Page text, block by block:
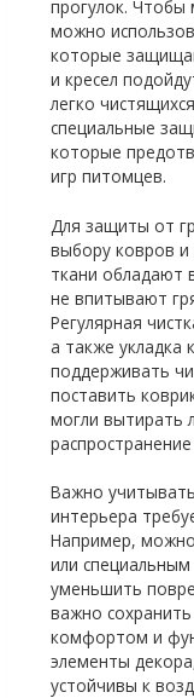
прогулок. Чтобы
можно
которые
и кресел
легко
специальные
которые
игр питомцев.
Для защиты от
выбору ковров
ткани обладают
не впитывают
Регулярная
а также укладка
поддерживать
поставить
могли вытирать
Важно
интерьера
Например,
или
уменьшить
важно
комфортом и
элементы
устойчивы к